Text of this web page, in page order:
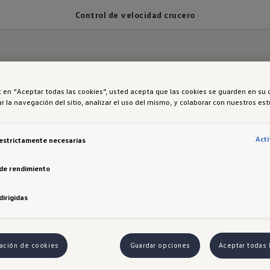
Control de velocidad crucero
crucero adaptativo
constante y cómoda con el asistente de
velocidad según las condiciones del tráfico,
para garantizar una conducción segura y relajada.
en “Aceptar todas las cookies”, usted acepta que las cookies se guarden en su
la navegación del sitio, analizar el uso del mismo, y colaborar con nuestros
necesarias
rendimiento
de cookies Guardar opciones Aceptar todas